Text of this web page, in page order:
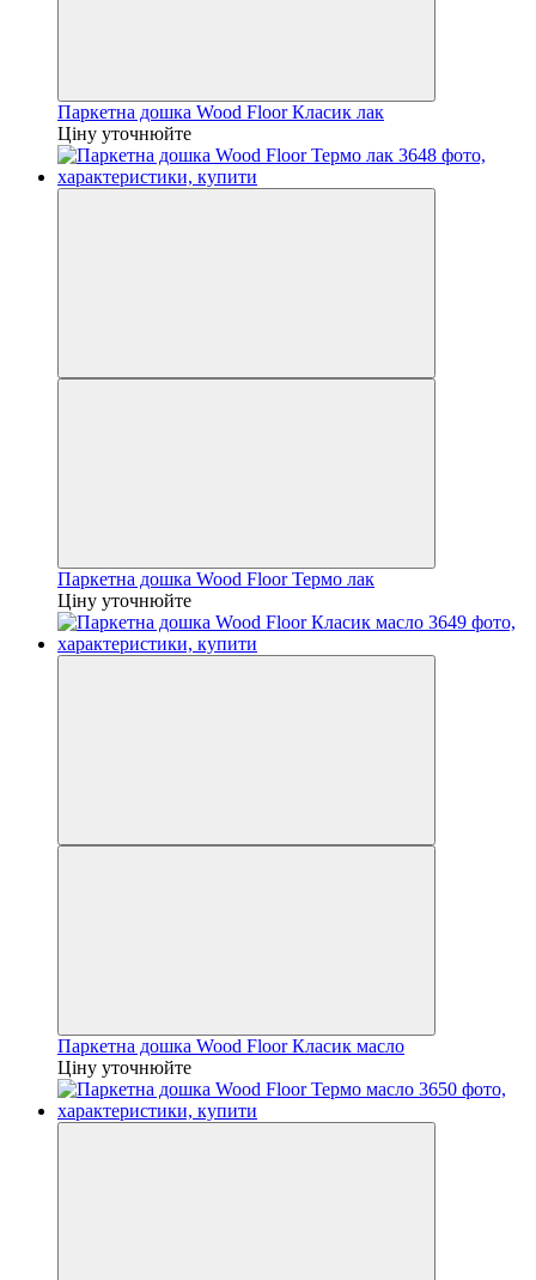
Паркетна дошка Wood Floor Класик лак
Ціну уточнюйте
Паркетна дошка Wood Floor Термо лак
Ціну уточнюйте
Паркетна дошка Wood Floor Класик масло
Ціну уточнюйте